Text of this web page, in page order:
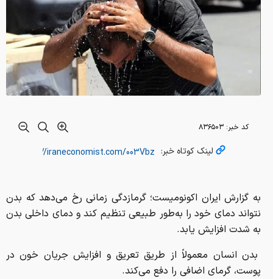
کد خبر: ۸۳۶۵۰۳
لینک کوتاه خبر:
به گزارش ایران اکونومیست؛ گرمازدگی زمانی رخ می‌دهد که بدن
نتواند دمای خود را به‌طور طبیعی تنظیم کند و دمای داخلی بدن
به شدت افزایش یابد.
بدن انسان معمولاً از طریق تعریق و افزایش جریان خون در
پوست، گرمای اضافی را دفع می‌کند.